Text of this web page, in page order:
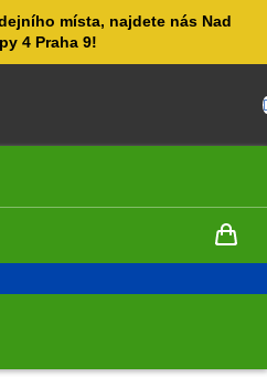
místa, najdete nás Nad
4 Praha 9!
NÁKUPNÍ
KOŠÍK